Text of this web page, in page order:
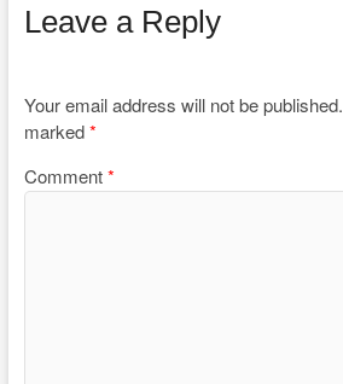
Leave a Reply
Your email address will not be published.
marked*
Comment*